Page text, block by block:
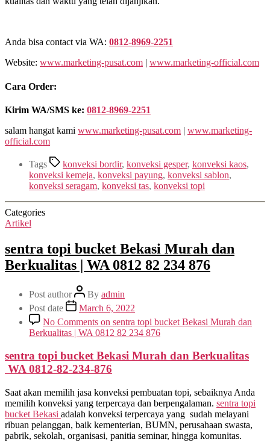
Anda bisa contact via WA: 0812-8969-2251
Website: www.marketing-pusat.com | www.marketing-official.com
Cara Order:
Kirim WA/SMS ke: 0812-8969-2251
salam hangat kami www.marketing-pusat.com | www.marketing-
official.com
Tags konveksi bordir, konveksi gesper, konveksi kaos,
konveksi kemeja, konveksi payung, konveksi sablon,
konveksi seragam, konveksi tas, konveksi topi
Categories
Artikel
sentra topi bucket Bekasi Murah dan
Berkualitas | WA 0812 82 234 876
Post author By admin
Post date
March 6, 2022
No Comments on sentra topi bucket Bekasi Murah dan
Berkualitas | WA 0812 82 234 876
sentra topi bucket Bekasi Murah dan Berkualitas
WA 0812-82-234-876
Saat akan memilih jasa konveksi pembuatan topi, sebaiknya Anda
memilih konveksi yang terpercaya dan berpengalaman. sentra topi
bucket Bekasi adalah konveksi terpercaya yang sudah melayani
ribuan pelanggan, baik kementerian, BUMN, perusahaan swasta,
pabrik, sekolah, organisasi, panitia seminar, hingga komunitas.